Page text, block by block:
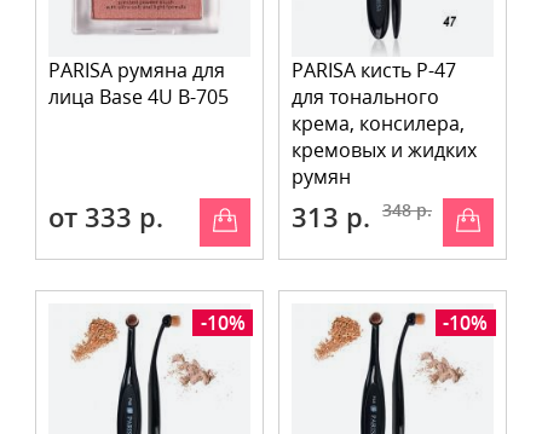
PARISA румяна для
лица Base 4U B-705
от 333 р.
PARISA кисть P-47
для тонального
крема, консилера,
кремовых и жидких
румян
313 р. 348 р.
-10% -10%